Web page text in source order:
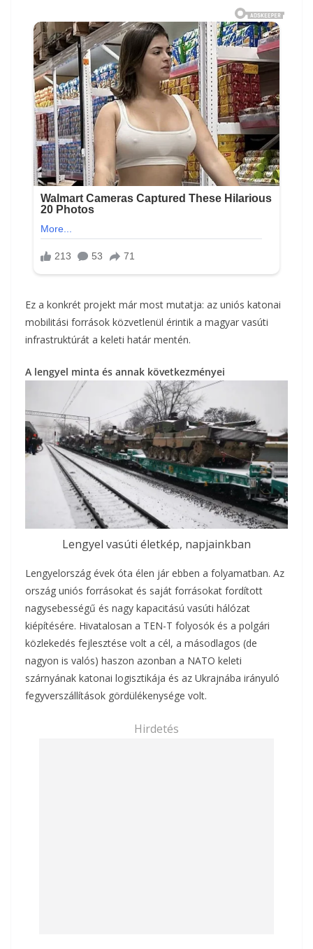
Ez a konkrét projekt már most mutatja: az uniós katonai
mobilitási források közvetlenül érintik a magyar vasúti
infrastruktúrát a keleti határ mentén.
A lengyel minta és annak következményei
Lengyel vasúti életkép, napjainkban
Lengyelország évek óta élen jár ebben a folyamatban. Az
ország uniós forrásokat és saját forrásokat fordított
nagysebességű és nagy kapacitású vasúti hálózat
kiépítésére. Hivatalosan a TEN-T folyosók és a polgári
közlekedés fejlesztése volt a cél, a másodlagos (de
nagyon is valós) haszon azonban a NATO keleti
szárnyának katonai logisztikája és az Ukrajnába irányuló
fegyverszállítások gördülékenysége volt.
Hirdetés